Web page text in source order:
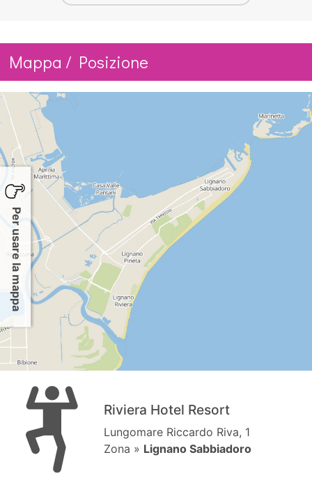
Mappa / Posizione
Per usare la mappa
Riviera Hotel Resort
Lungomare Riccardo Riva, 1
Zona » Lignano Sabbiadoro